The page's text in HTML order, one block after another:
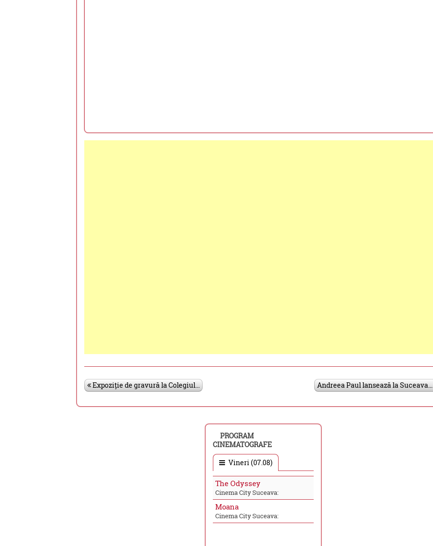
Expoziție de gravură la Colegiul... Andreea Paul lansează la Suceava...
PROGRAM
CINEMATOGRAFE
Vineri (07.08)
The Odyssey
Cinema City Suceava:
Moana
Cinema City Suceava: